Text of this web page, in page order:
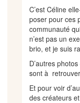
C’est Céline
poser pour ces
communauté
n’est pas un
brio, et je suis
D’autres
sont à retrouver
Et pour voir
des créateurs